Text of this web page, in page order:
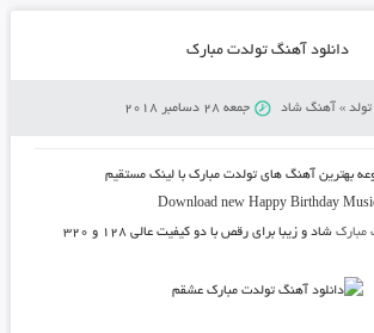
دانلود آهنگ تولدت مبارک
» آهنگ شاد جمعه 28 دسامبر 2018
بهترین آهنگ های تولدت مبارک با لینک مستقیم
Download new Happy Birthday
مبارک شاد و زیبا برای رقص با دو کیفیت عالی ۱۲۸ و ۳۲۰